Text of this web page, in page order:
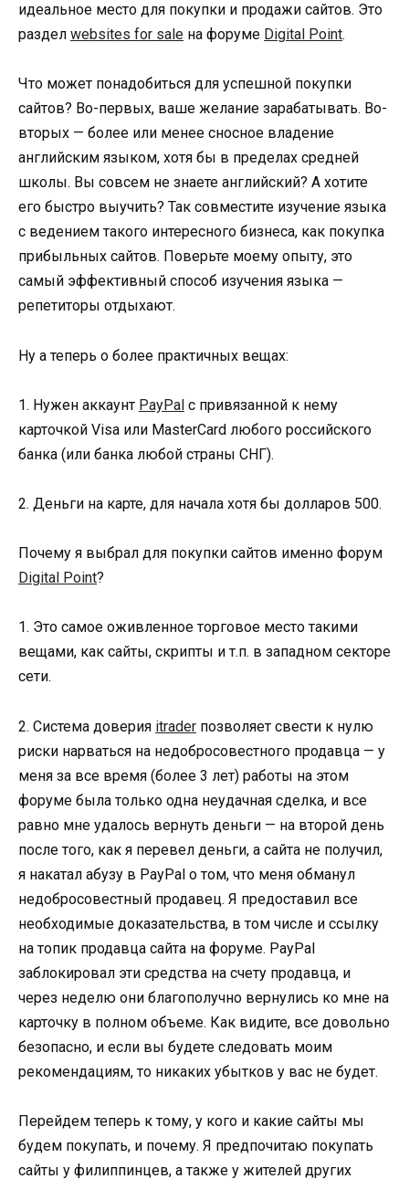
идеальное место для покупки и продажи сайтов. Это
раздел websites for sale на форуме Digital Point.
Что может понадобиться для успешной покупки
сайтов? Во-первых, ваше желание зарабатывать. Во-
вторых — более или менее сносное владение
английским языком, хотя бы в пределах средней
школы. Вы совсем не знаете английский? А хотите
его быстро выучить? Так совместите изучение языка
с ведением такого интересного бизнеса, как покупка
прибыльных сайтов. Поверьте моему опыту, это
самый эффективный способ изучения языка —
репетиторы отдыхают.
Ну а теперь о более практичных вещах:
1. Нужен аккаунт PayPal с привязанной к нему
карточкой Visa или MasterCard любого российского
банка (или банка любой страны СНГ).
2. Деньги на карте, для начала хотя бы долларов 500.
Почему я выбрал для покупки сайтов именно форум
Digital Point?
1. Это самое оживленное торговое место такими
вещами, как сайты, скрипты и т.п. в западном секторе
сети.
2. Система доверия itrader позволяет свести к нулю
риски нарваться на недобросовестного продавца — у
меня за все время (более 3 лет) работы на этом
форуме была только одна неудачная сделка, и все
равно мне удалось вернуть деньги — на второй день
после того, как я перевел деньги, а сайта не получил,
я накатал абузу в PayPal о том, что меня обманул
недобросовестный продавец. Я предоставил все
необходимые доказательства, в том числе и ссылку
на топик продавца сайта на форуме. PayPal
заблокировал эти средства на счету продавца, и
через неделю они благополучно вернулись ко мне на
карточку в полном объеме. Как видите, все довольно
безопасно, и если вы будете следовать моим
рекомендациям, то никаких убытков у вас не будет.
Перейдем теперь к тому, у кого и какие сайты мы
будем покупать, и почему. Я предпочитаю покупать
сайты у филиппинцев, а также у жителей других